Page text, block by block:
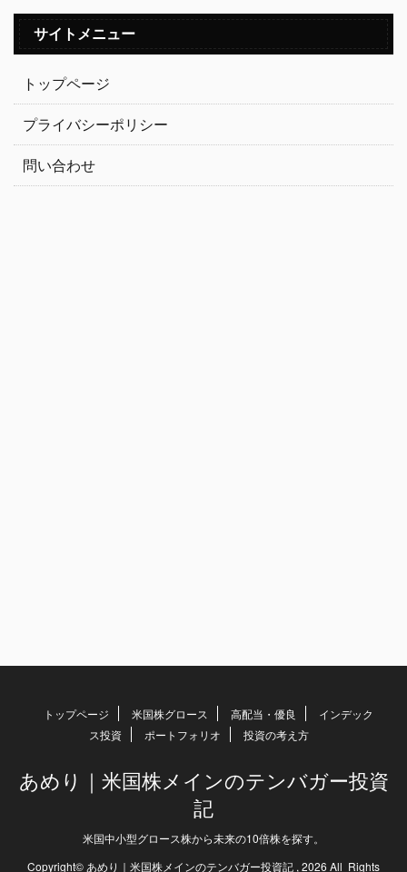
サイトメニュー
トップページ
プライバシーポリシー
問い合わせ
トップページ 米国株グロース 高配当・優良
インデック
ス投資
ポートフォリオ 投資の考え方
あめり｜米国株メインのテンバガー投資
記
米国中小型グロース株から未来の10倍株を探す。
Copyright© あめり｜米国株メインのテンバガー投資記 , 2026 All Rights